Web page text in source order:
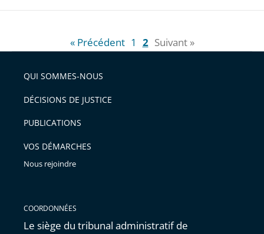
« Précédent 1 2 Suivant »
QUI SOMMES-NOUS
DÉCISIONS DE JUSTICE
PUBLICATIONS
VOS DÉMARCHES
Nous rejoindre
COORDONNÉES
Le siège du tribunal administratif de